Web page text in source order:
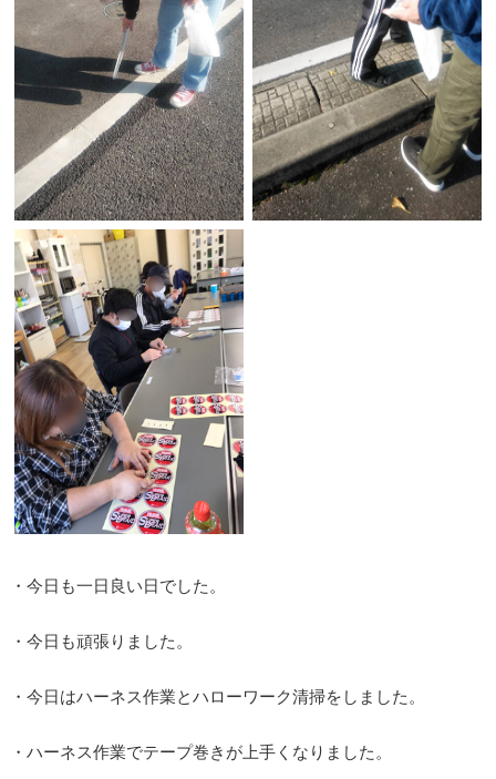
・今日も一日良い日でした。
・今日も頑張りました。
・今日はハーネス作業とハローワーク清掃をしました。
・ハーネス作業でテープ巻きが上手くなりました。